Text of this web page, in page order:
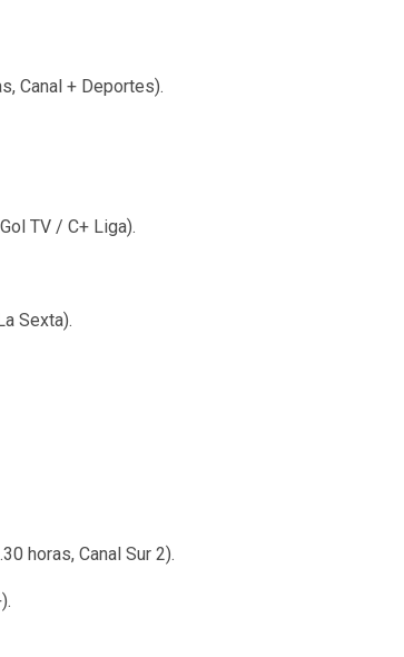
Canal + Deportes).
TV / C+ Liga).
Sexta).
horas, Canal Sur 2).